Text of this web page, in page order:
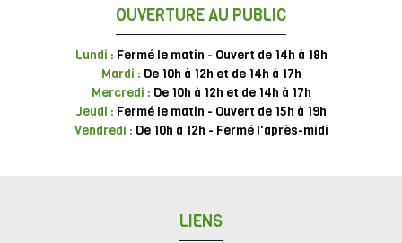
OUVERTURE AU PUBLIC
Lundi : Fermé le matin - Ouvert de 14h à 18h
Mardi : De 10h à 12h et de 14h à 17h
Mercredi : De 10h à 12h et de 14h à 17h
Jeudi : Fermé le matin - Ouvert de 15h à 19h
Vendredi : De 10h à 12h - Fermé l'après-midi
LIENS